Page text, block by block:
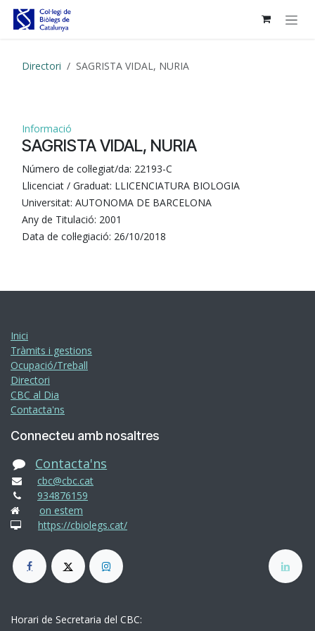
Skip to Content
Directori SAGRISTA VIDAL, NURIA
Informació
SAGRISTA VIDAL, NURIA
Número de col·legiat/da: 22193-C
Llicenciat / Graduat: LLICENCIATURA BIOLOGIA
Universitat: AUTONOMA DE BARCELONA
Any de Titulació: 2001
Data de col·legiació: 26/10/2018
Inici
Tràmits i gestions
Ocupació/Treball
Directori
CBC al Dia
Contacta'ns
Connecteu amb nosaltres
Contacta'ns
cbc@cbc.cat
934876159
on estem
https://cbiolegs.cat/
Horari de Secretaria del CBC: